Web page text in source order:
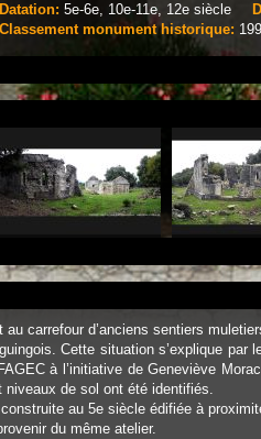
Datation: 5e-6e, 10e-11e, 12e siècle
Classement monument historique:
carrefour d’anciens sentiers
Cette situation s’explique
à l’initiative de Geneviève
de sol ont été identifiés.
au 5e siècle édifiée à
du même atelier.